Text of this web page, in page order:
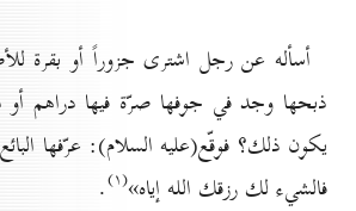
أسأله عن رجل اشترى جزوراً أو بقرة
ذبحها وجد في جوفها صرّة فيها دراهم أو
يكون ذلك؟ فوقّع(علیه السلام): عرّفها
فالشيء لك رزقك الله إياه»(۱) .